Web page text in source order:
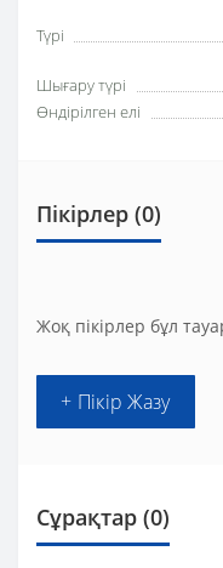
Түрі
Шығару түрі
Өндірілген елі
Пікірлер (0)
Жоқ пікірлер бұл
+ Пікір Жазу
Сұрақтар (0)